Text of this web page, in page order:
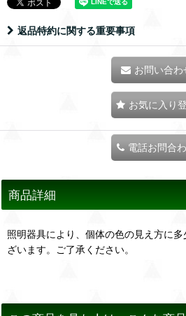
返品特約に関する重要事項
お問い合わ
お気に入り
電話お問合
商品詳細
照明器具により、個体の色の見え方に
ざいます。ご了承ください。